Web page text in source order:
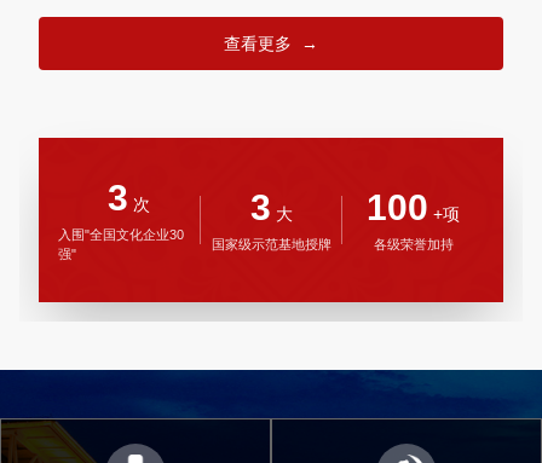
查看更多 →
3 次
入围"全国文化企业30
强"
3 大
国家级示范基地授牌
100 +项
各级荣誉加持